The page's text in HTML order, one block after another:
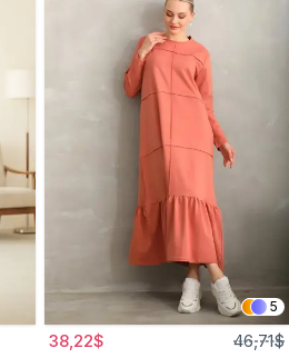
5
38,22$ 46,71$